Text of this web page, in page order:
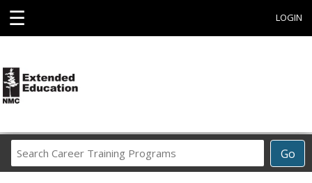
☰ LOGIN
Go
Career